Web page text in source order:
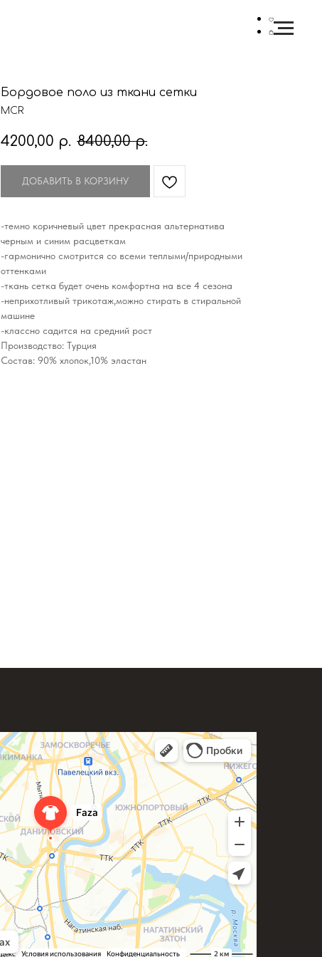
Бордовое поло из ткани сетки
MCR
4200,00 р. 8400,00 р.
ДОБАВИТЬ В КОРЗИНУ
-темно коричневый цвет прекрасная альтернатива
черным и синим расцветкам
-гармонично смотрится со всеми теплыми/природными
оттенками
-ткань сетка будет очень комфортна на все 4 сезона
-неприхотливый трикотаж,можно стирать в стиральной
машине
-классно садится на средний рост
Производство: Турция
Состав: 90% хлопок,10% эластан